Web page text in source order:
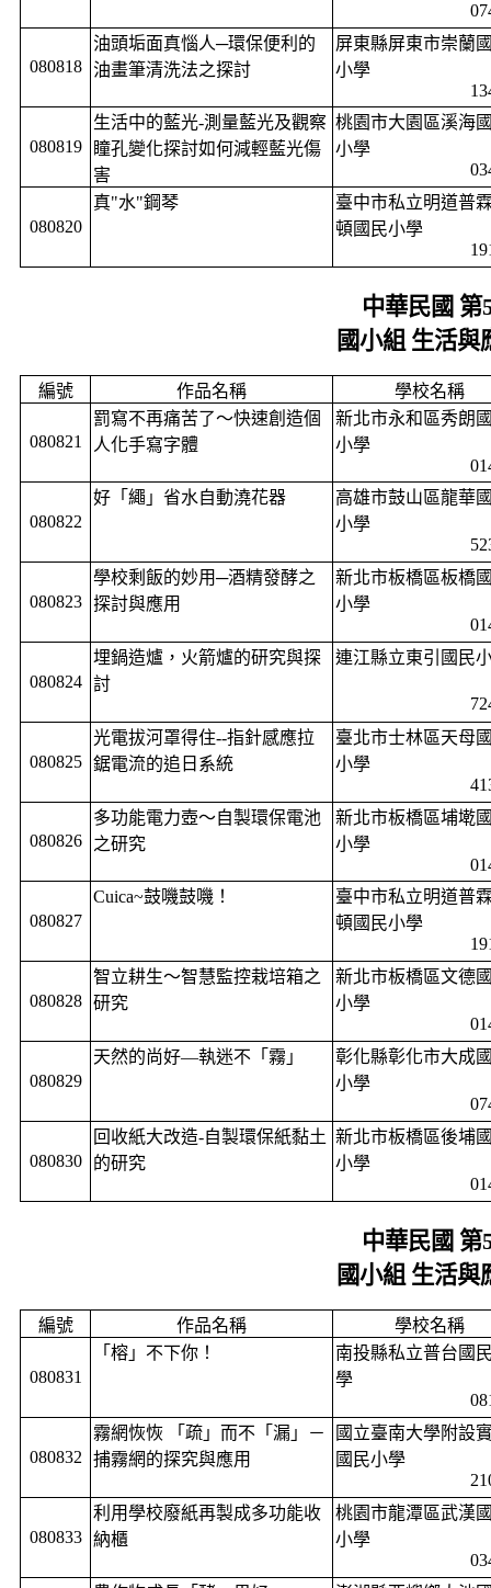
080818
油頭垢面真惱人─環保便利的
油畫筆清洗法之探討
屏東縣屏東市崇蘭
小學
080819
生活中的藍光-測量藍光及觀察
瞳孔變化探討如何減輕藍光傷
害
桃園市大園區溪海
小學
080820
真"水"鋼琴
臺中市私立明道普
頓國民小學
中華民國 第
國小組 生活與
編號 作品名稱 學校名稱
080821
罰寫不再痛苦了～快速創造個
人化手寫字體
新北市永和區秀朗
小學
080822
好「繩」省水自動澆花器
高雄市鼓山區龍華
小學
080823
學校剩飯的妙用─酒精發酵之
探討與應用
新北市板橋區板橋
小學
080824
埋鍋造爐，火箭爐的研究與探
討
連江縣立東引國民
080825
光電拔河罩得住--指針感應拉
鋸電流的追日系統
臺北市士林區天母
小學
080826
多功能電力壺～自製環保電池
之研究
新北市板橋區埔墘
小學
080827
Cuica~鼓嘰鼓嘰！
臺中市私立明道普
頓國民小學
080828
智立耕生～智慧監控栽培箱之
研究
新北市板橋區文德
小學
080829
天然的尚好—執迷不「霧」
彰化縣彰化市大成
小學
080830
回收紙大改造-自製環保紙黏土
的研究
新北市板橋區後埔
小學
中華民國 第
國小組 生活與
編號 作品名稱 學校名稱
080831
「榕」不下你！
南投縣私立普台國
學
080832
霧網恢恢 「疏」而不「漏」－
捕霧網的探究與應用
國立臺南大學附設
國民小學
080833
利用學校廢紙再製成多功能收
納櫃
桃園市龍潭區武漢
小學